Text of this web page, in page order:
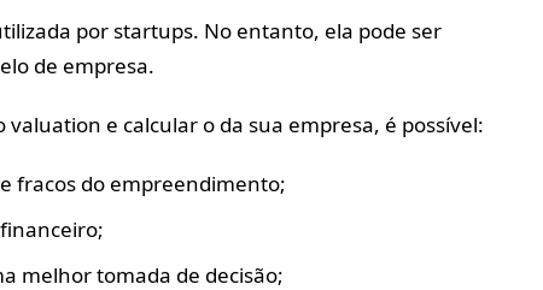
por startups. No entanto, ela pode ser
de empresa.
valuation e calcular o da sua empresa, é possível:
fracos do empreendimento;
melhor tomada de decisão;